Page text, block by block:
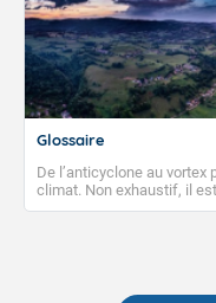
Glossaire
De l’anticyclone au
climat. Non exhaustif, il
publications. Vous y